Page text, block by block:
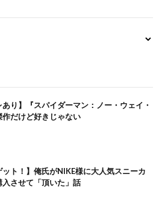
あり】『スパイダーマン：ノー・ウェイ・
だけど好きじゃない
ット！】俺氏がNIKE様に大人気スニーカ
入させて「頂いた」話